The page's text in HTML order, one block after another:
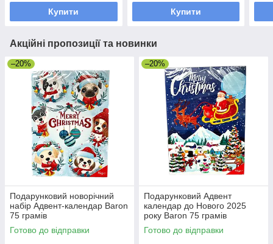
Купити Купити
Акційні пропозиції та новинки
–20%
Подарунковий новорічний
набір Адвент-календар Baron
75 грамів
Готово до відправки
–20%
Подарунковий Адвент
календар до Нового 2025
року Baron 75 грамів
Готово до відправки